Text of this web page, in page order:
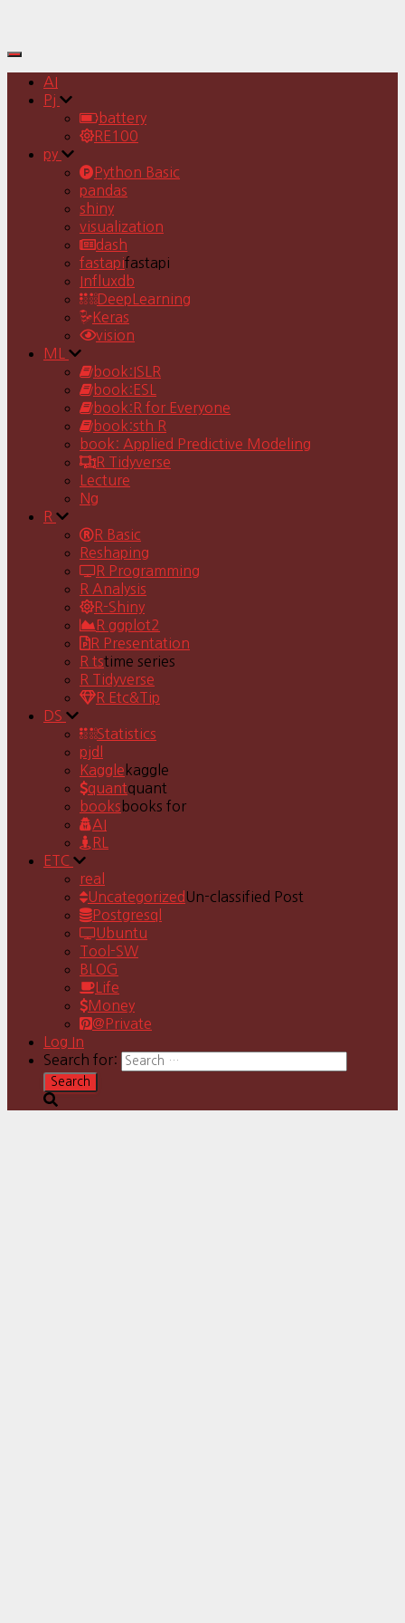
Toggle
Navigation
AI
Pj
battery
RE100
py
Python Basic
pandas
shiny
visualization
dash
fastapifastapi
Influxdb
DeepLearning
Keras
vision
ML
book:ISLR
book:ESL
book:R for Everyone
book:sth R
book: Applied Predictive Modeling
R Tidyverse
Lecture
Ng
R
R Basic
Reshaping
R Programming
R Analysis
R-Shiny
R ggplot2
R Presentation
R tstime series
R Tidyverse
R Etc&Tip
DS
Statistics
pjdl
Kaggle kaggle
quantquant
books books for
AI
RL
ETC
real
Uncategorized Un-classified Post
Postgresql
Ubuntu
Tool-SW
BLOG
Life
Money
@Private
Log In
Search for: